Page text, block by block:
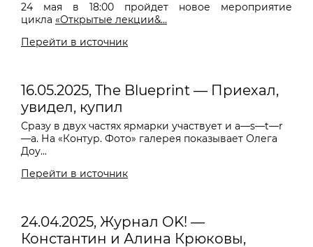
24 мая в 18:00 пройдет новое мероприятие
цикла «Открытые лекции&...
Перейти в источник
16.05.2025, The Blueprint — Приехал,
увидел, купил
Сразу в двух частях ярмарки участвует и a—s—t—r
—a. На «Контур. Фото» галерея показывает Олега
Доу...
Перейти в источник
24.04.2025, Журнал OK! —
Константин и Алина Крюковы,